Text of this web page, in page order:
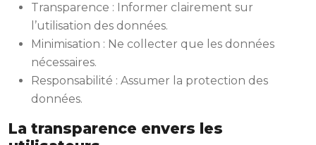
Transparence : Informer clairement sur
l’utilisation des données.
Minimisation : Ne collecter que les données
nécessaires.
Responsabilité : Assumer la protection des
données.
La transparence envers les